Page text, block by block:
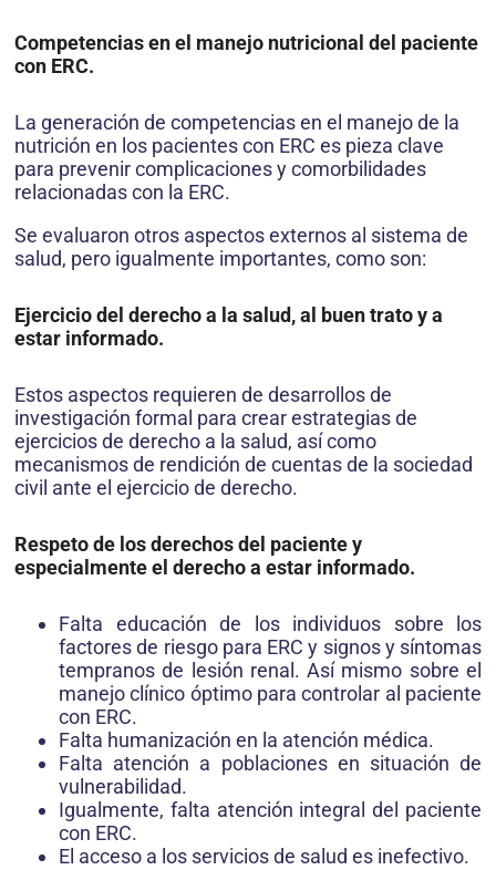
Competencias en el manejo nutricional del paciente
con ERC.
La generación de competencias en el manejo de la
nutrición en los pacientes con ERC es pieza clave
para prevenir complicaciones y comorbilidades
relacionadas con la ERC.
Se evaluaron otros aspectos externos al sistema de
salud, pero igualmente importantes, como son:
Ejercicio del derecho a la salud, al buen trato y a
estar informado.
Estos aspectos requieren de desarrollos de
investigación formal para crear estrategias de
ejercicios de derecho a la salud, así como
mecanismos de rendición de cuentas de la sociedad
civil ante el ejercicio de derecho.
Respeto de los derechos del paciente y
especialmente el derecho a estar informado.
Falta educación de los individuos sobre los
factores de riesgo para ERC y signos y síntomas
tempranos de lesión renal. Así mismo sobre el
manejo clínico óptimo para controlar al paciente
con ERC.
Falta humanización en la atención médica.
Falta atención a poblaciones en situación de
vulnerabilidad.
Igualmente, falta atención integral del paciente
con ERC.
El acceso a los servicios de salud es inefectivo.